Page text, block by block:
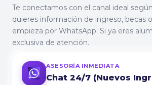
Te conectamos con el canal ideal
quieres información de ingreso, becas
empieza por WhatsApp. Si ya eres
exclusiva de atención.
ASESORÍA INMEDIATA
Chat 24/7 (Nuevos